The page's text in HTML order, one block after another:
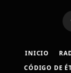
INICIO
CÓDIGO DE